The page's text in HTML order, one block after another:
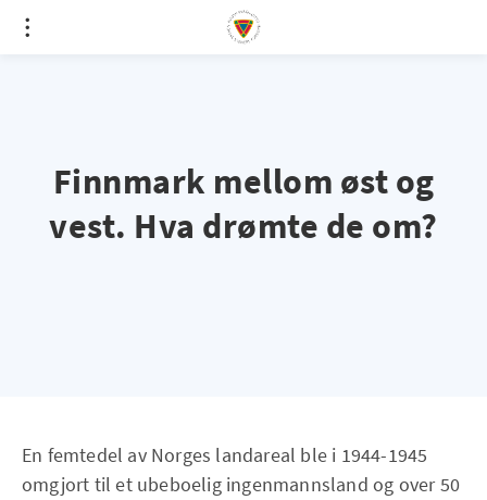
Finnmark mellom øst og
vest. Hva drømte de om?
En femtedel av Norges landareal ble i 1944-1945
omgjort til et ubeboelig ingenmannsland og over 50